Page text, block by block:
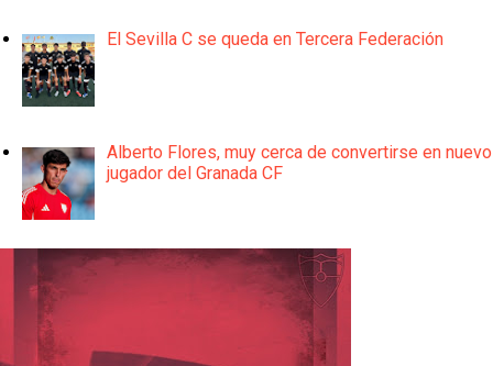
El Sevilla C se queda en Tercera Federación
Alberto Flores, muy cerca de convertirse en nuevo
jugador del Granada CF